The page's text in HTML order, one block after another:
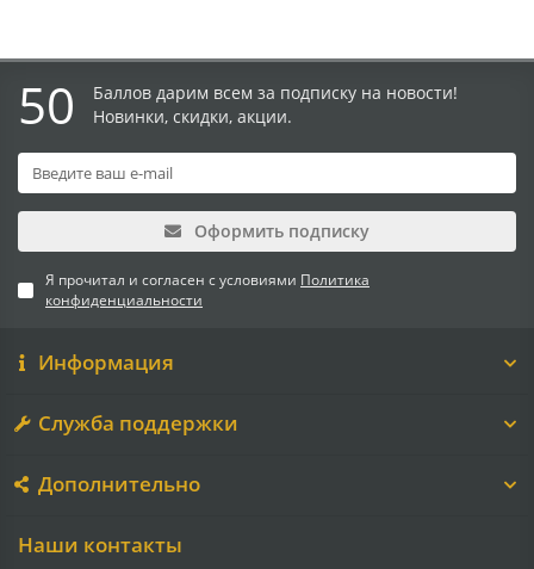
50
Баллов дарим всем за подписку на новости!
Новинки, скидки, акции.
Оформить подписку
Я прочитал и согласен с условиями Политика
конфиденциальности
Информация
Служба поддержки
Дополнительно
Наши контакты